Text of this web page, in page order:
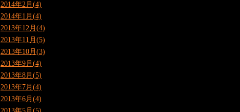
2014年2月(4)
2014年1月(4)
2013年12月(4)
2013年11月(5)
2013年10月(3)
2013年9月(4)
2013年8月(5)
2013年7月(4)
2013年6月(4)